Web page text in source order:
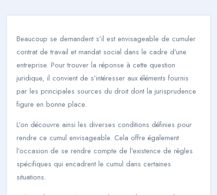
Beaucoup se demandent s’il est envisageable de cumuler
contrat de travail et mandat social dans le cadre d’une
entreprise. Pour trouver la réponse à cette question
juridique, il convient de s’intéresser aux éléments fournis
par les principales sources du droit dont la jurisprudence
figure en bonne place.
L’on découvre ainsi les diverses conditions définies pour
rendre ce cumul envisageable. Cela offre également
l’occasion de se rendre compte de l’existence de règles
spécifiques qui encadrent le cumul dans certaines
situations.